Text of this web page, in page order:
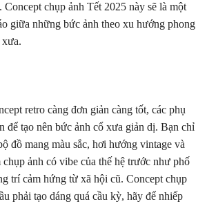
chụp ảnh Tết 2025 này sẽ là một
giữa những bức ảnh theo xu hướng phong
xưa.
retro càng đơn giản càng tốt, các phụ
để tạo nên bức ảnh cổ xưa giản dị. Bạn chỉ
đồ mang màu sắc, hơi hướng vintage và
ảnh có vibe của thế hệ trước như phố
trí cảm hứng từ xã hội cũ. Concept chụp
phải tạo dáng quá cầu kỳ, hãy để nhiếp